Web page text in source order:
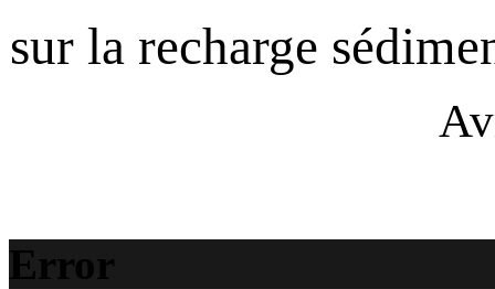
sur la recharge
Error